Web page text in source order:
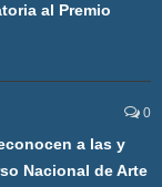
al Premio
0
a las y
Nacional de Arte